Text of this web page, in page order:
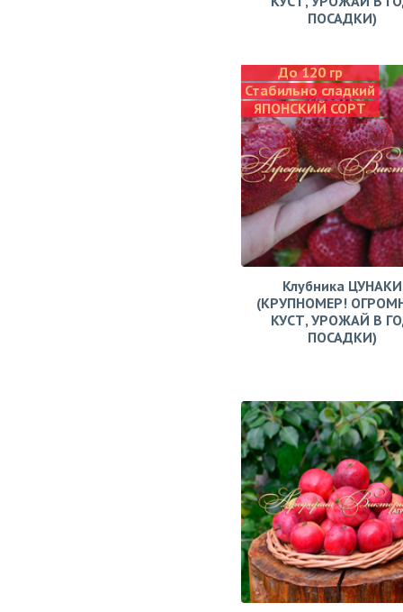
ПОСАДКИ)
До 120 гр
Стабильно сладкий
ЯПОНСКИЙ СОРТ
Клубника ЦУНАКИ
(КРУПНОМЕР!
КУСТ, УРОЖАЙ В
ПОСАДКИ)